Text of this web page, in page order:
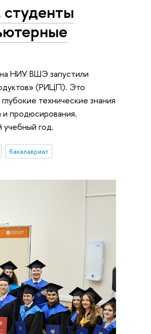
НИУ ВШЭ запустили
(РИЦП). Это
технические знания
и продюсирования.
учебный год.
бакалавриат